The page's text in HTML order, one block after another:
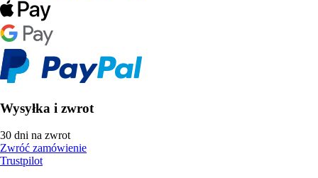
Wysyłka i zwrot
30 dni na zwrot
Zwróć zamówienie
Trustpilot